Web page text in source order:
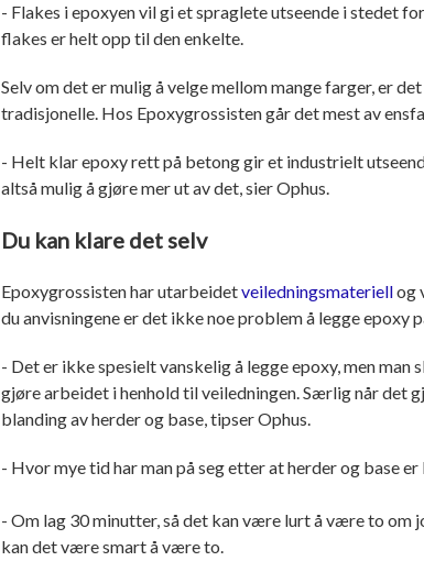
- Flakes i epoxyen vil gi et spraglete utseende i stedet
flakes er helt opp til den enkelte.
Selv om det er mulig å velge mellom mange farger, er
tradisjonelle. Hos Epoxygrossisten går det mest av
- Helt klar epoxy rett på betong gir et industrielt
altså mulig å gjøre mer ut av det, sier Ophus.
Du kan klare det selv
Epoxygrossisten har utarbeidetveiledningsmateriellog
du anvisningene er det ikke noe problem å legge epoxy
- Det er ikke spesielt vanskelig å legge epoxy, men
gjøre arbeidet i henhold til veiledningen. Særlig når det
blanding av herder og base, tipser Ophus.
- Hvor mye tid har man på seg etter at herder og base er
- Om lag 30 minutter, så det kan være lurt å være to om
kan det være smart å være to.